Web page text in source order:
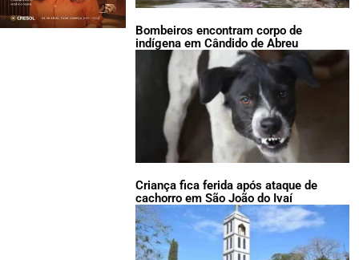
Bombeiros encontram corpo de
indígena em Cândido de Abreu
Criança fica ferida após ataque de
cachorro em São João do Ivaí